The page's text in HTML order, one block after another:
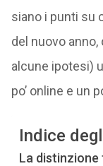
siano i punti su
del nuovo
alcune ipotesi)
po’ online e un
Indice
La